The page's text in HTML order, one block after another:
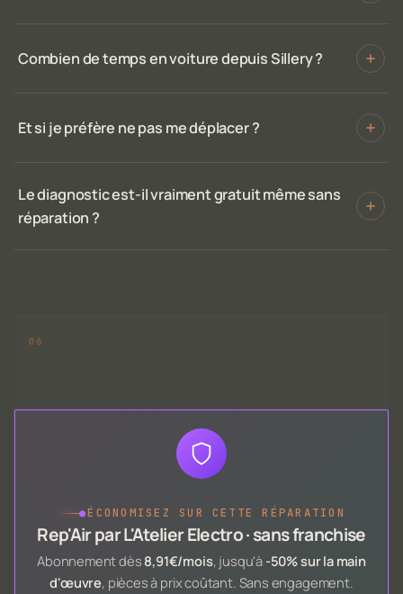
Combien de temps en voiture depuis Sillery ?
Et si je préfère ne pas me déplacer ?
Le diagnostic est-il vraiment gratuit même sans
réparation ?
●ÉCONOMISEZ SUR CETTE RÉPARATION
Rep'Air par L'Atelier Electro · sans franchise
Abonnement dès 8,91€/mois, jusqu'à -50% sur la main
d'œuvre, pièces à prix coûtant. Sans engagement.